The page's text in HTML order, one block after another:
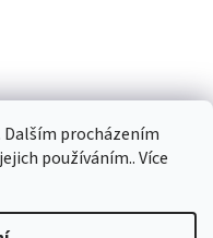
procházením
používáním.. Více